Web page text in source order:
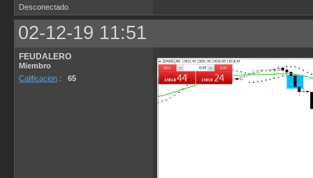
Desconectado
02-12-19 11:51
FEUDALERO
Miembro
Calificacion : 65